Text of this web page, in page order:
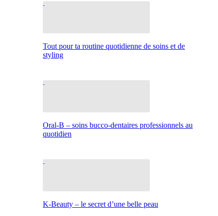
Tout pour ta routine quotidienne de soins et de
styling
Oral-B – soins bucco-dentaires professionnels au
quotidien
K-Beauty – le secret d’une belle peau